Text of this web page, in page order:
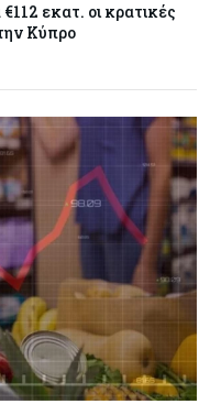
θα κυμανθεί στα $80-
εξελίξεις στη
07-08-2026
και Τουρκία
αμοιβαία άμυνα
07-08-2026
τα 83 δολάρια το
Ιράν για τα Στενά του
εκατ. οι κρατικές
Κύπρο